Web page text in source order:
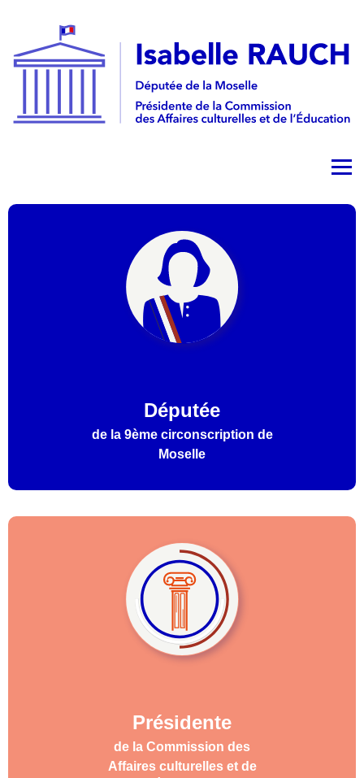
Députée
de la 9ème circonscription de
Moselle
Présidente
de la Commission des
Affaires culturelles et de